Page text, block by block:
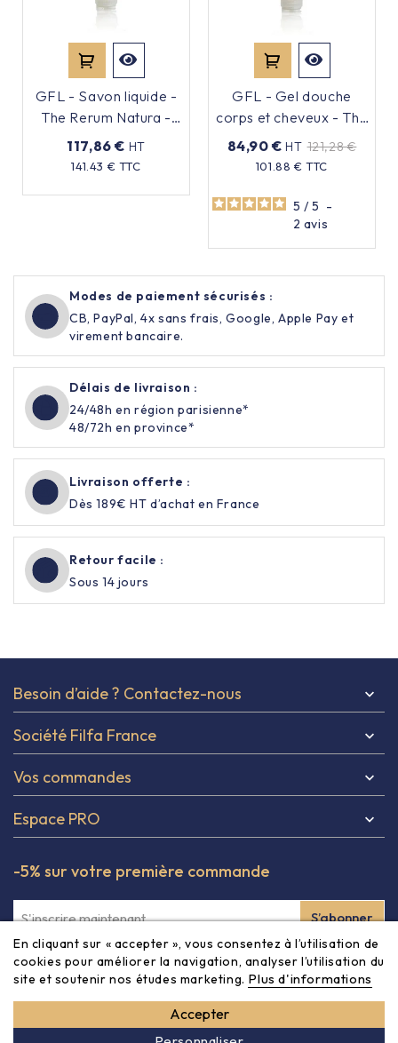
GFL - Savon liquide -
The Rerum Natura -
360ml - x18 - Non
rechargeable
117,86 € HT
141.43 € TTC
Prix
GFL - Gel douche
corps et cheveux - The
Rerum Natura - 360ml
- x18
84,90 € HT
de
base
121,28 €
101.88 € TTC
5 / 5 -
2 avis
Modes de paiement sécurisés :
CB, PayPal, 4x sans frais, Google, Apple Pay et
virement bancaire.
Délais de livraison :
24/48h en région parisienne*
48/72h en province*
Livraison offerte :
Dès 189€ HT d’achat en France
Retour facile :
Sous 14 jours
Besoin d’aide ? Contactez-nous 
Société Filfa France 
Vos commandes 
Espace PRO 
-5% sur votre première commande
Inscrivez-vous à notre newsletter et obtenez -5% à partir
de 80€ sur votre première commande ! Vous pouvez vous
désinscrire à tout moment via les informations de contact
dans les CGV du site.
En cliquant sur « accepter », vous consentez à l’utilisation de
cookies pour améliorer la navigation, analyser l’utilisation du
site et soutenir nos études marketing. Plus d'informations
Accepter